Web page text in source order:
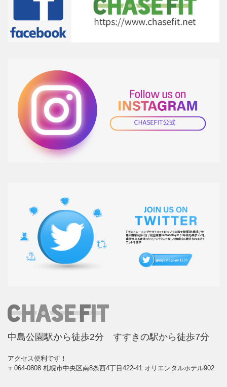
中島公園駅から徒歩2分 すすきの駅から徒歩7分
アクセス便利です！
〒064-0808 札幌市中央区南8条西4丁目422-41 オリエンタルホテル902